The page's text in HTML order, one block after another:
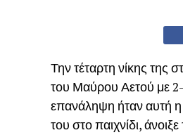
Την τέταρτη νίκης της
του Μαύρου Αετού με
επανάληψη ήταν αυτή
του στο παιχνίδι,